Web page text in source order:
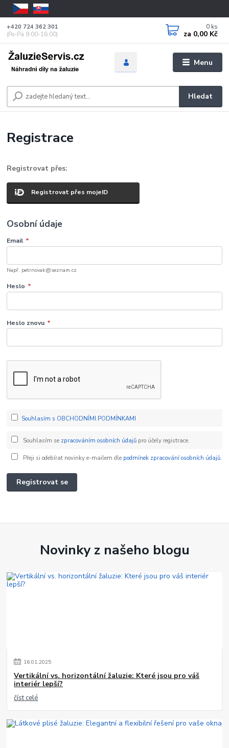
Menu
Hledat
+420 724 362 301
(Po-Pá 9:00-16:00)
0 ks
za 0,00 Kč
Registrace
Registrovat přes:
Registrovat přes mojeID
Osobní údaje
Email *
Např. petrnovak@seznam.cz
Heslo *
Heslo znovu *
Souhlasím s OBCHODNÍMI PODMÍNKAMI
Souhlasím se zpracováním osobních údajůpro účely registrace.
Přeji si odebírat novinky e-mailem dle podmínek zpracování osobních údajů.
Registrovat se
Novinky z našeho blogu
16.01.2025
Vertikální vs. horizontální žaluzie: Které jsou pro váš
interiér lepší?
číst celé